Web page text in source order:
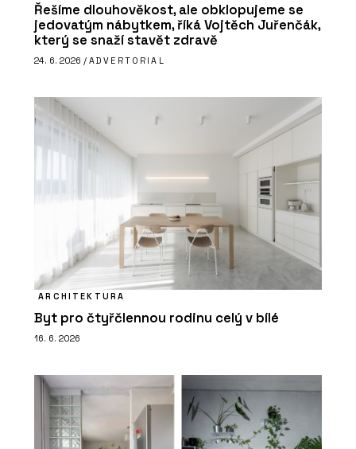
Řešíme dlouhověkost, ale obklopujeme se
jedovatým nábytkem, říká Vojtěch Juřenčák,
který se snaží stavět zdravě
24. 6. 2026 / ADVERTORIAL
ARCHITEKTURA
Byt pro čtyřčlennou rodinu celý v bílé
16. 6. 2026